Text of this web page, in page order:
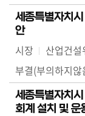
세종특별자치
안
시장
산업건설
부결(부의하지않
세종특별자치
회계 설치 및 운